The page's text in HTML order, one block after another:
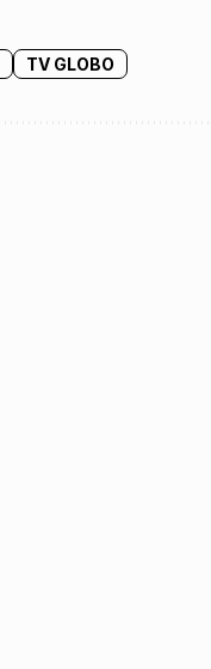
TV GLOBO